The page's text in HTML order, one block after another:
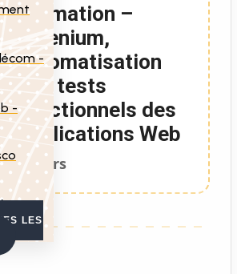
-
-
LES
Formation –
Selenium,
automatisation
des tests
fonctionnels des
applications Web
2 Jours